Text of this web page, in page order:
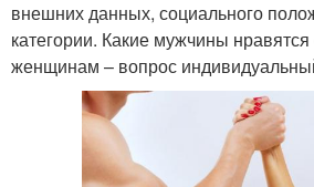
внешних данных, социального
категории. Какие мужчины
женщинам – вопрос